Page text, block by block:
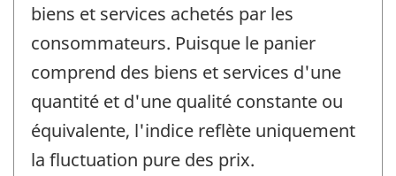
biens et services achetés par les
consommateurs. Puisque le panier
comprend des biens et services d'une
quantité et d'une qualité constante ou
équivalente, l'indice reflète uniquement
la fluctuation pure des prix.